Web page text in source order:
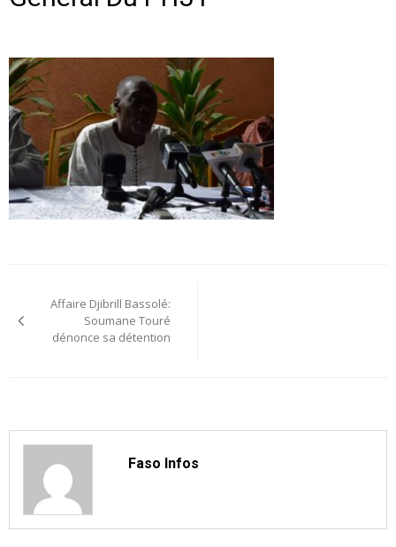
de
Affaire Djibrill Bassolé:
Soumane Touré
dénonce sa détention
Faso Infos